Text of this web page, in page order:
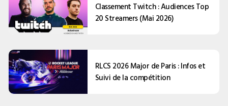
Classement Twitch : Audiences Top
20 Streamers (Mai 2026)
RLCS 2026 Major de Paris : Infos et
Suivi de la compétition